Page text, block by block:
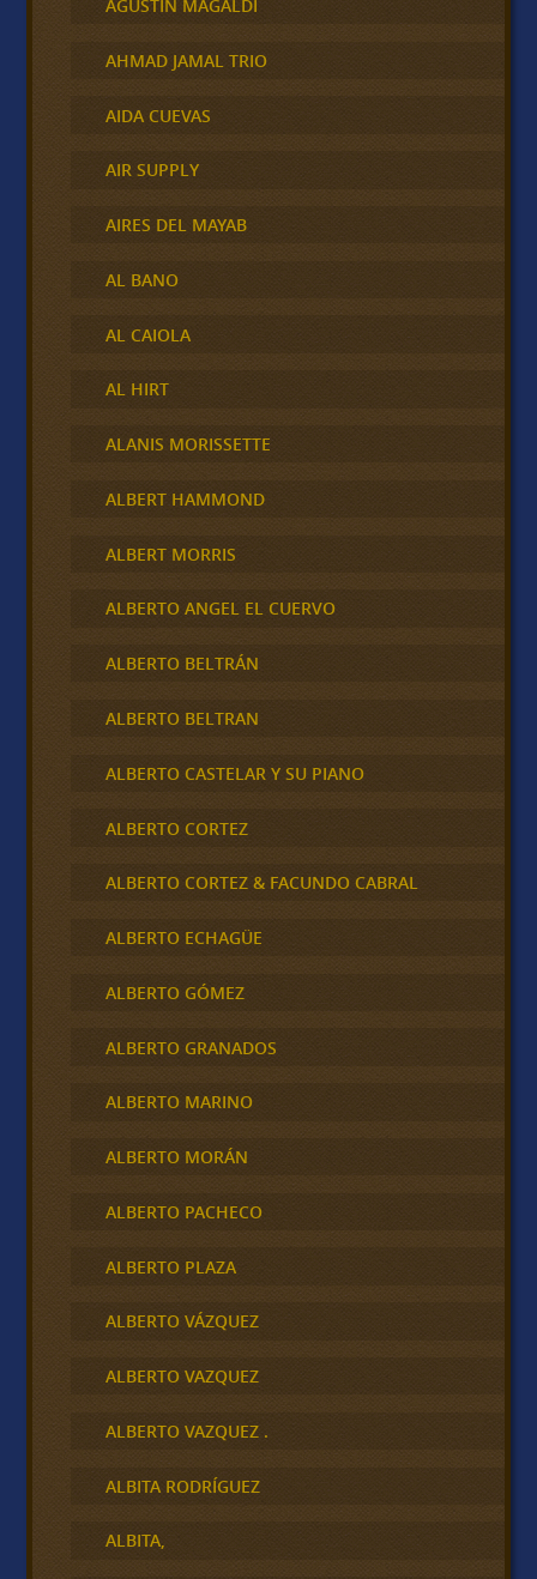
AGUSTÍN MAGALDI
AHMAD JAMAL TRIO
AIDA CUEVAS
AIR SUPPLY
AIRES DEL MAYAB
AL BANO
AL CAIOLA
AL HIRT
ALANIS MORISSETTE
ALBERT HAMMOND
ALBERT MORRIS
ALBERTO ANGEL EL CUERVO
ALBERTO BELTRÁN
ALBERTO BELTRAN
ALBERTO CASTELAR Y SU PIANO
ALBERTO CORTEZ
ALBERTO CORTEZ & FACUNDO CABRAL
ALBERTO ECHAGÜE
ALBERTO GÓMEZ
ALBERTO GRANADOS
ALBERTO MARINO
ALBERTO MORÁN
ALBERTO PACHECO
ALBERTO PLAZA
ALBERTO VÁZQUEZ
ALBERTO VAZQUEZ
ALBERTO VAZQUEZ .
ALBITA RODRÍGUEZ
ALBITA,